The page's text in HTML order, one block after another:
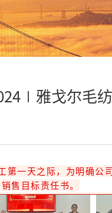
雅戈尔毛
第一天之际，为明确
售目标责任书。